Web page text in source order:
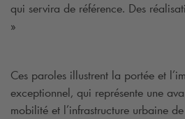
qui servira de référence. Des
»
Ces paroles illustrent la portée et
exceptionnel, qui représente une
mobilité et l’infrastructure urbaine